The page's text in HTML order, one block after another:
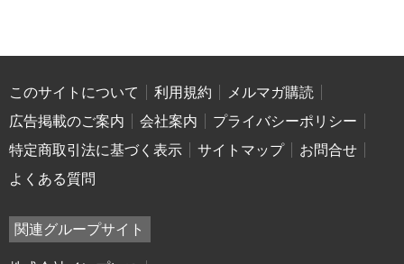
このサイトについて 利用規約
メルマガ購読
広告掲載のご案内
会社案内
プライバシーポリシー
特定商取引法に基づく表示
サイトマップ
お問合せ
よくある質問
関連グループサイト